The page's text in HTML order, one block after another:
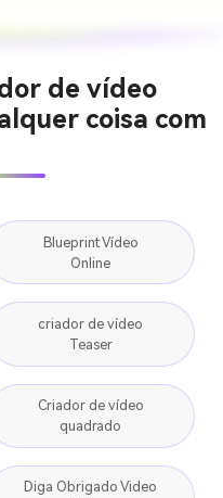
de vídeo
coisa com
Blueprint Vídeo
Online
criador de vídeo
Teaser
Criador de vídeo
quadrado
Diga Obrigado Video